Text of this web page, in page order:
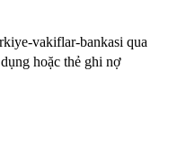
vakiflar-bankasi qua
hoặc thẻ ghi nợ